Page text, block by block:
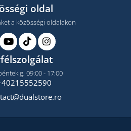
oldal
a közösségi oldalakon
09:00 - 17:00